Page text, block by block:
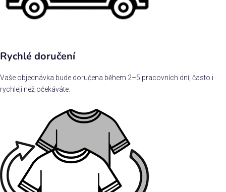
Rychlé doručení
Vaše objednávka bude doručena během 2–5 pracovních dní, často i
rychleji než očekáváte.